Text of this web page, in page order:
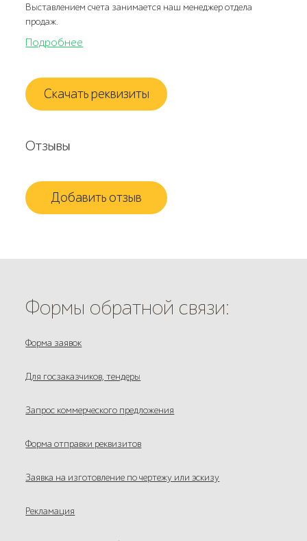
Выставлением счета занимается наш менеджер отдела
продаж.
Подробнее
Скачать реквизиты
Отзывы
Добавить отзыв
Формы обратной связи:
Форма заявок
Для госзаказчиков, тендеры
Запрос коммерческого предложения
Форма отправки реквизитов
Заявка на изготовление по чертежу или эскизу
Рекламация